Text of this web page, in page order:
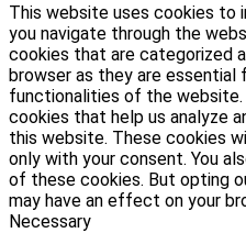
This website uses cookies to
you navigate through the
cookies that are categorized
browser as they are essential
functionalities of the
cookies that help us analyze
this website. These cookies
only with your consent. You
of these cookies. But opting
may have an effect on your
Necessary